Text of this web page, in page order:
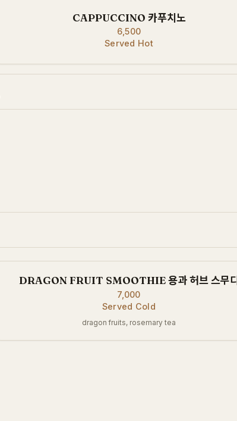
CAPPUCCINO 카푸치노
6,500
Served Hot
DRAGON FRUIT SMOOTHIE 용과 허브 스무디
7,000
Served Cold
dragon fruits, rosemary tea